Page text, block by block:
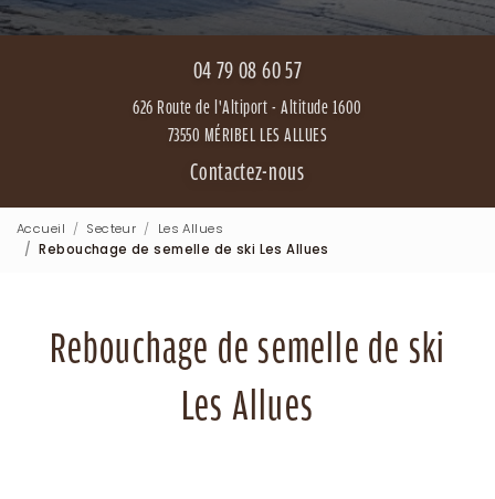
04 79 08 60 57
626 Route de l'Altiport - Altitude 1600
73550 MÉRIBEL LES ALLUES
Contactez-nous
Accueil Secteur
Les Allues
Rebouchage de semelle de ski Les Allues
Rebouchage de semelle de ski
Les Allues